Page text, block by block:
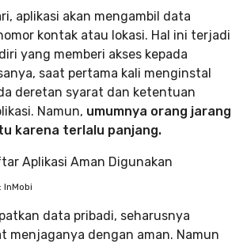
aplikasi akan mengambil data
kontak atau lokasi. Hal ini terjadi
yang memberi akses kepada
saat pertama kali menginstal
deretan syarat dan ketentuan
Namun, umumnya orang jarang
karena terlalu panjang.
InMobi
data pribadi, seharusnya
menjaganya dengan aman. Namun